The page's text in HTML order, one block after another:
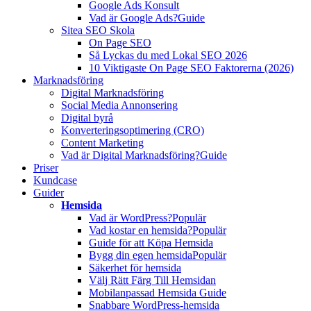
Google Ads Konsult
Vad är Google Ads?Guide
Sitea SEO Skola
On Page SEO
Så Lyckas du med Lokal SEO 2026
10 Viktigaste On Page SEO Faktorerna (2026)
Marknadsföring
Digital Marknadsföring
Social Media Annonsering
Digital byrå
Konverteringsoptimering (CRO)
Content Marketing
Vad är Digital Marknadsföring?Guide
Priser
Kundcase
Guider
Hemsida
Vad är WordPress?Populär
Vad kostar en hemsida?Populär
Guide för att Köpa Hemsida
Bygg din egen hemsidaPopulär
Säkerhet för hemsida
Välj Rätt Färg Till Hemsidan
Mobilanpassad Hemsida Guide
Snabbare WordPress-hemsida